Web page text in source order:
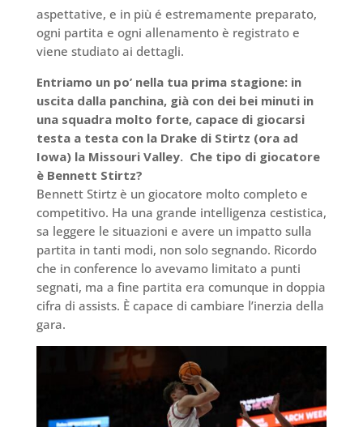
aspettative, e in più é estremamente preparato,
ogni partita e ogni allenamento è registrato e
viene studiato ai dettagli.
Entriamo un po’ nella tua prima stagione: in
uscita dalla panchina, già con dei bei minuti in
una squadra molto forte, capace di giocarsi
testa a testa con la Drake di Stirtz (ora ad
Iowa) la Missouri Valley. Che tipo di giocatore
è Bennett Stirtz?
Bennett Stirtz è un giocatore molto completo e
competitivo. Ha una grande intelligenza cestistica,
sa leggere le situazioni e avere un impatto sulla
partita in tanti modi, non solo segnando. Ricordo
che in conference lo avevamo limitato a punti
segnati, ma a fine partita era comunque in doppia
cifra di assists. È capace di cambiare l’inerzia della
gara.